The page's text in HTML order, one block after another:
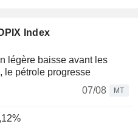
Index
légère baisse avant les
le pétrole progresse
07/08
MT